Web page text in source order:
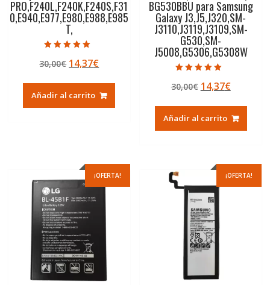
PRO,F240L,F240K,F240S,F31
0,E940,E977,E980,E988,E985
T,
5.00
de 5
30,00€ El
original
era:
14,37€El
actual
es:
Añadir al carrito
BG530BBU para Samsung
Galaxy J3,J5,J320,SM-
J3110,J3119,J3109,SM-
G530,SM-
J5008,G5306,G5308W
5.00
de 5
30,00€ El
original
era:
14,37€El
actual
es:
Añadir al carrito
¡OFERTA! ¡OFERTA!